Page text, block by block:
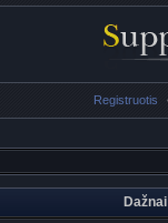
Registruotis